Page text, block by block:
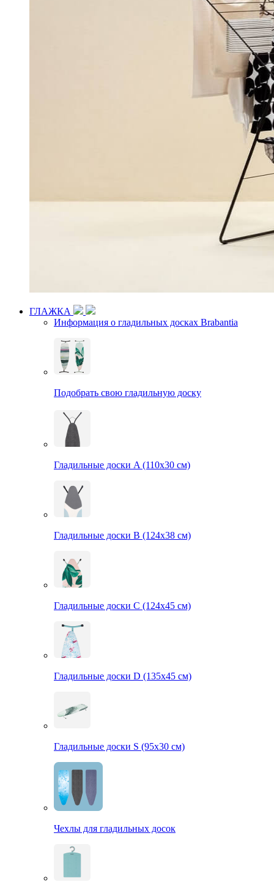
ГЛАЖКА
Информация о гладильных досках Brabantia
Подобрать свою гладильную доску
Гладильные доски A (110х30 см)
Гладильные доски B (124х38 см)
Гладильные доски С (124х45 см)
Гладильные доски D (135х45 см)
Гладильные доски S (95х30 см)
Чехлы для гладильных досок